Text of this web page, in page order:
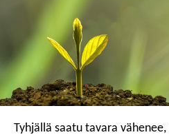
Tyhjällä saatu tavara vähenee,